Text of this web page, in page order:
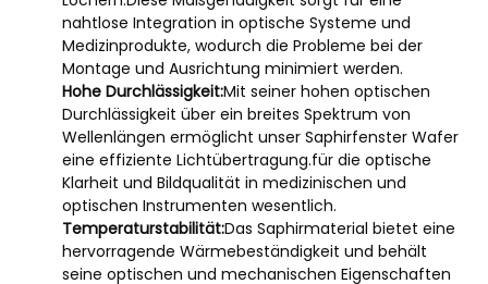
nahtlose Integration in optische Systeme und
Medizinprodukte, wodurch die Probleme bei der
Montage und Ausrichtung minimiert werden.
Hohe Durchlässigkeit:Mit seiner hohen optischen
Durchlässigkeit über ein breites Spektrum von
Wellenlängen ermöglicht unser Saphirfenster Wafer
eine effiziente Lichtübertragung.für die optische
Klarheit und Bildqualität in medizinischen und
optischen Instrumenten wesentlich.
Temperaturstabilität:Das Saphirmaterial bietet eine
hervorragende Wärmebeständigkeit und behält
seine optischen und mechanischen Eigenschaften